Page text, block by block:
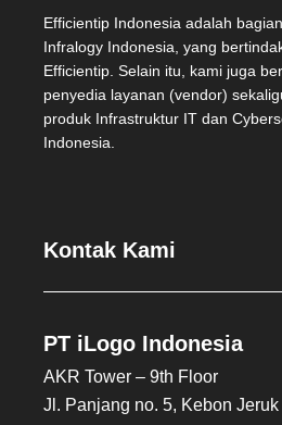
Efficientip Indonesia adalah
Infralogy Indonesia, yang
Efficientip. Selain itu, kami juga
penyedia layanan (vendor)
produk Infrastruktur IT dan
Indonesia.
Kontak Kami
PT iLogo Indonesia
AKR Tower – 9th Floor
Jl. Panjang no. 5, Kebon Jeruk